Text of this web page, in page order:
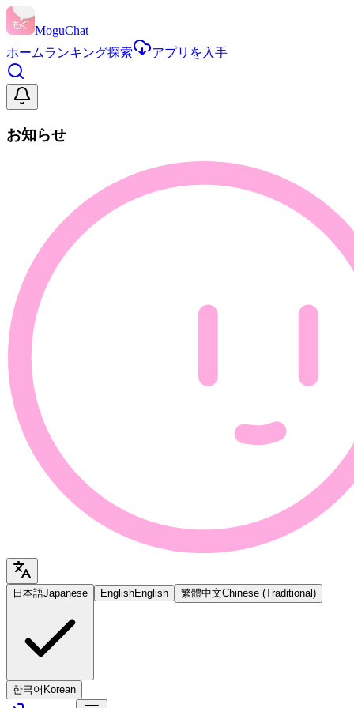
MoguChat
ホームランキング探索 アプリを入手
お知らせ
日本語Japanese EnglishEnglish 繁體中文Chinese (Traditional)
한국어 Korean